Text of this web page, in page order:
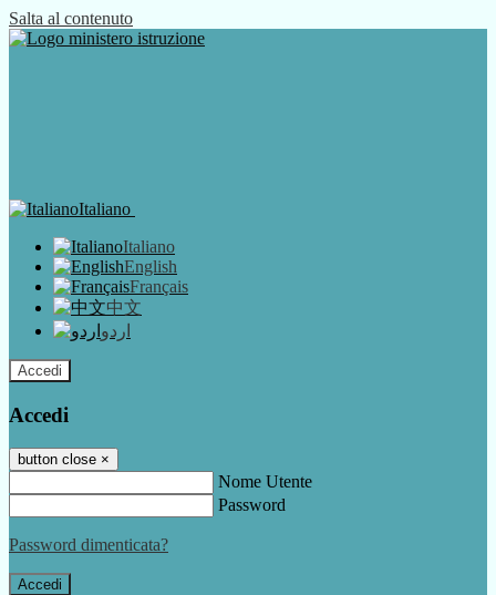
Salta al contenuto
Italiano
Italiano
English
Français
中文
اردو
Accedi
Accedi
button close ×
Nome Utente
Password
Password dimenticata?